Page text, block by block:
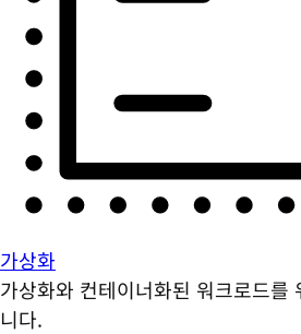
가상화
가상화와 컨테이너화된 워크로드를
니다.